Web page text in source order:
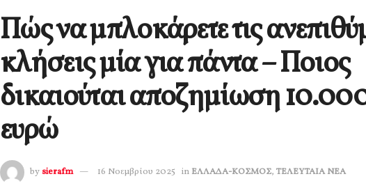
Πώς να μπλοκάρετε τις
κλήσεις μία για πάντα – Ποιος
δικαιούται αποζημίωση
ευρώ
by sierafm 16 Νοεμβρίου 2025 in ΕΛΛΑΔΑ-ΚΟΣΜΟΣ, ΤΕΛΕΥΤΑΙΑ ΝΕΑ